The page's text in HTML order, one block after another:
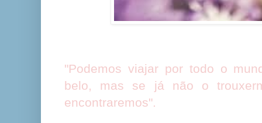
"Podemos viajar por todo o
belo, mas se já não o
encontraremos".